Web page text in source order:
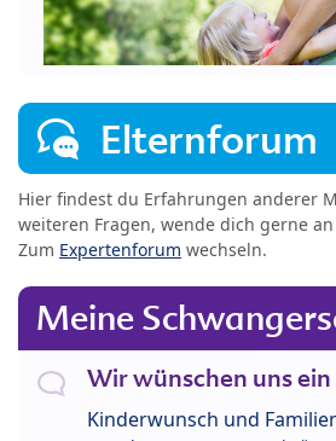
Elternforum
Hier findest du Erfahrungen anderer
weiteren Fragen, wende dich gerne
Zum Expertenforum wechseln.
Meine
Wir wünschen uns
Kinderwunsch und